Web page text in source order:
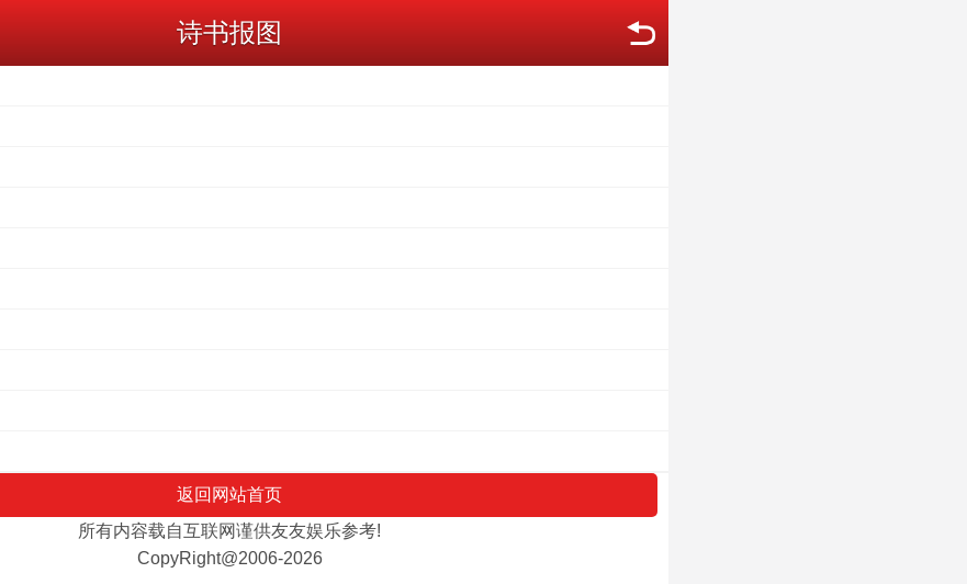
诗书报图
返回网站首页
所有内容载自互联网谨供友友娱乐参考!
CopyRight@2006-2026